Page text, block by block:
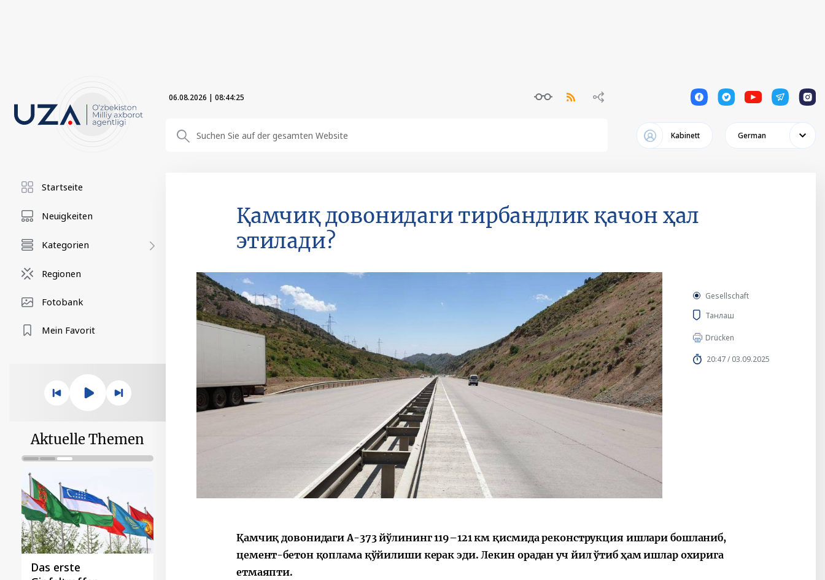
06.08.2026 | 08:44:26 1 1 1 1 1
Kabinett German
Startseite
Neuigkeiten
Kategorien
Regionen
Fotobank
Mein Favorit
Aktuelle Themen
Das erste
Қамчиқ довонидаги тирбандлик қачон ҳал
этилади?
Gesellschaft
Танлаш
Drücken
20:47 / 03.09.2025
Қамчиқ довонидаги А-373 йўлининг 119–121 км қисмида реконструкция ишлари бошланиб,
цемент-бетон қоплама қўйилиши керак эди. Лекин орадан уч йил ўтиб ҳам ишлар охирига
етмаяпти.